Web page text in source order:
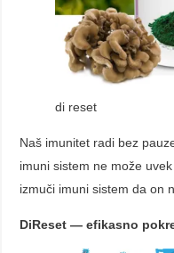
di reset
Naš imunitet radi bez
imuni sistem ne može
izmuči imuni sistem da on
DiReset — efikasno